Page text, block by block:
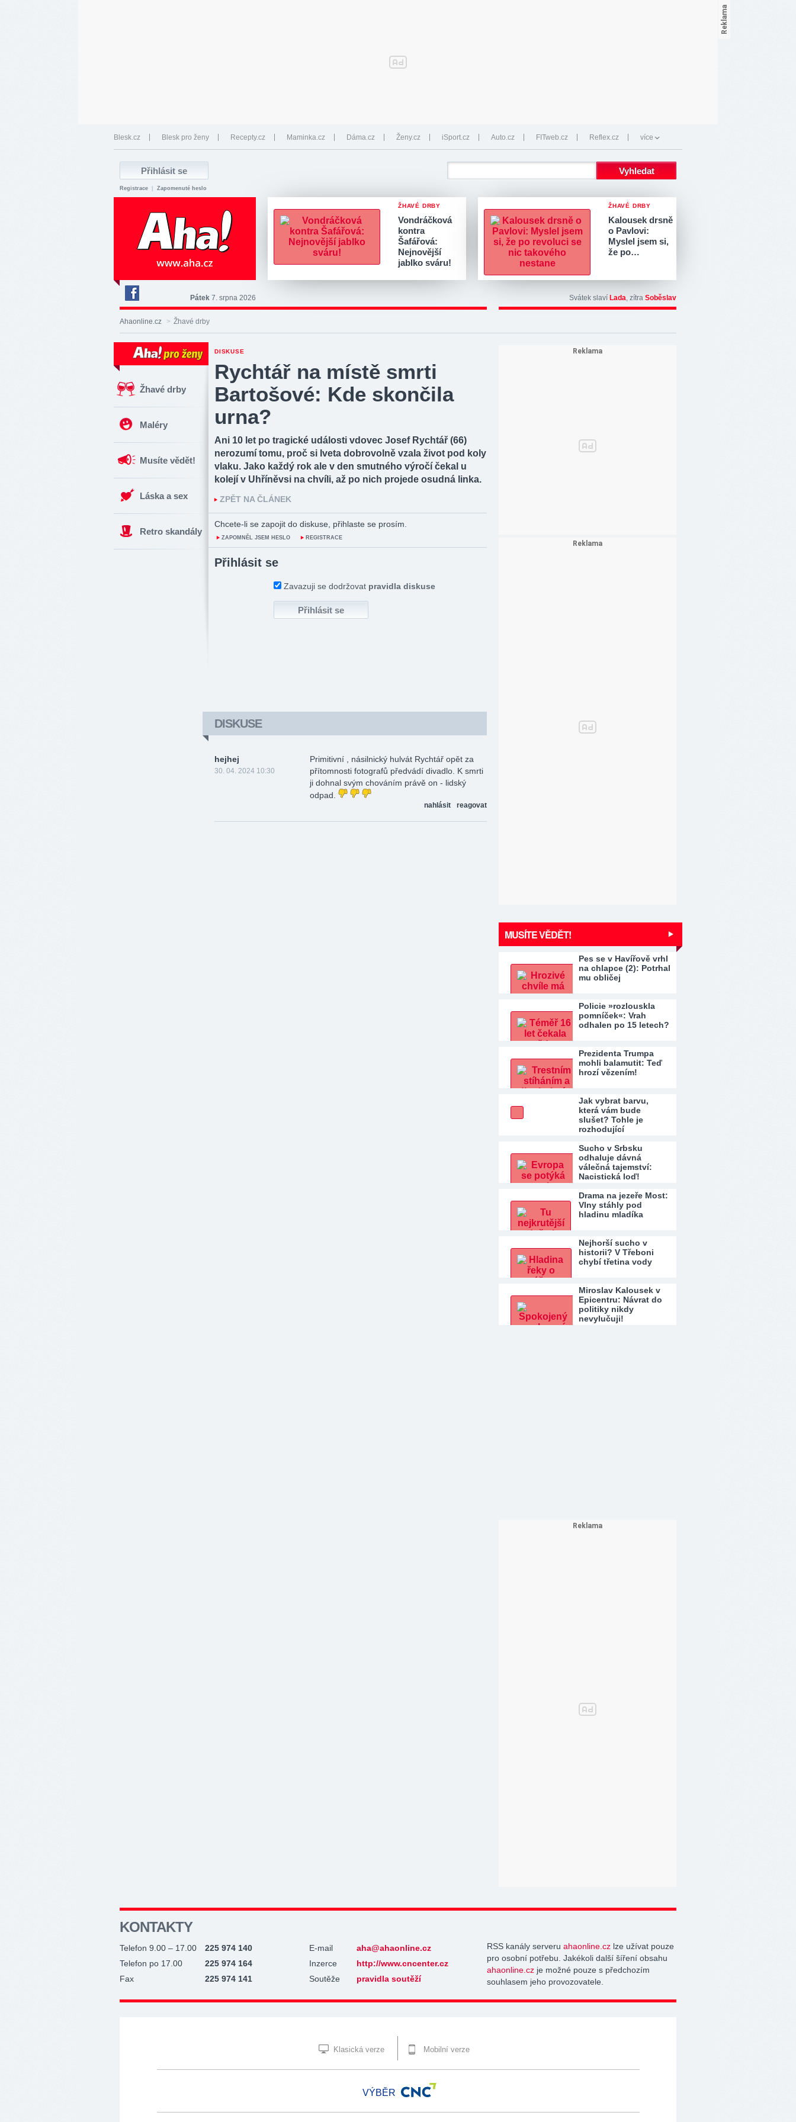
Blesk.cz Blesk pro ženy Recepty.cz Maminka.cz Dáma.cz Ženy.cz iSport.cz Auto.cz FITweb.cz Reflex.cz více
Registrace Zapomenuté heslo
ŽHAVÉ DRBY
Vondráčková
kontra
Šafářová:
Nejnovější
jablko sváru!
ŽHAVÉ DRBY
Kalousek drsně
o Pavlovi:
Myslel jsem si,
že po…
Deník
Aha!
na
Pátek 7. srpna 2026 Svátek slaví Lada, zítra Soběslav
Ahaonline.cz > Žhavé drby
Žhavé drby
Maléry
Musíte vědět!
Láska a sex
Retro skandály
DISKUSE
Rychtář na místě smrti
Bartošové: Kde skončila
urna?
Ani 10 let po tragické události vdovec Josef Rychtář (66)
nerozumí tomu, proč si Iveta dobrovolně vzala život pod koly
vlaku. Jako každý rok ale v den smutného výročí čekal u
kolejí v Uhříněvsi na chvíli, až po nich projede osudná linka.
ZPĚT NA ČLÁNEK
Chcete-li se zapojit do diskuse, přihlaste se prosím.
ZAPOMNĚL JSEM HESLO REGISTRACE
Přihlásit se
Zavazuji se dodržovat pravidla diskuse
DISKUSE
hejhej
30. 04. 2024 10:30
Primitivní , násilnický hulvát Rychtář opět za
přítomnosti fotografů předvádí divadlo. K smrti
ji dohnal svým chováním právě on - lidský
odpad.
reagovat
nahlásit
MUSÍTE VĚDĚT!
Pes se v Havířově vrhl
na chlapce (2): Potrhal
mu obličej
Policie »rozlouskla
pomníček«: Vrah
odhalen po 15 letech?
Prezidenta Trumpa
mohli balamutit: Teď
hrozí vězením!
Jak vybrat barvu,
která vám bude
slušet? Tohle je
rozhodující
Sucho v Srbsku
odhaluje dávná
válečná tajemství:
Nacistická loď!
Drama na jezeře Most:
Vlny stáhly pod
hladinu mladíka
Nejhorší sucho v
historii? V Třeboni
chybí třetina vody
Miroslav Kalousek v
Epicentru: Návrat do
politiky nikdy
nevylučuji!
KONTAKTY
Telefon 9.00 – 17.00
225 974 140
Telefon po 17.00
225 974 164
Fax
225 974 141
E-mail
aha@ahaonline.cz
Inzerce
http://www.cncenter.cz
Soutěže
pravidla soutěží
RSS kanály serveru ahaonline.cz lze užívat pouze
pro osobní potřebu. Jakékoli další šíření obsahu
ahaonline.cz je možné pouze s předchozím
souhlasem jeho provozovatele.
Klasická verze Mobilní verze
VÝBĚR